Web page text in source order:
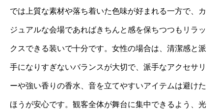
では上質な素材や落ち着いた色味が好まれる一方で、カ
ジュアルな会場であればきちんと感を保ちつつもリラッ
クスできる装いで十分です。女性の場合は、清潔感と派
手になりすぎないバランスが大切で、派手なアクセサリ
ーや強い香りの香水、音を立てやすいアイテムは避けた
ほうが安心です。観客全体が舞台に集中できるよう、光